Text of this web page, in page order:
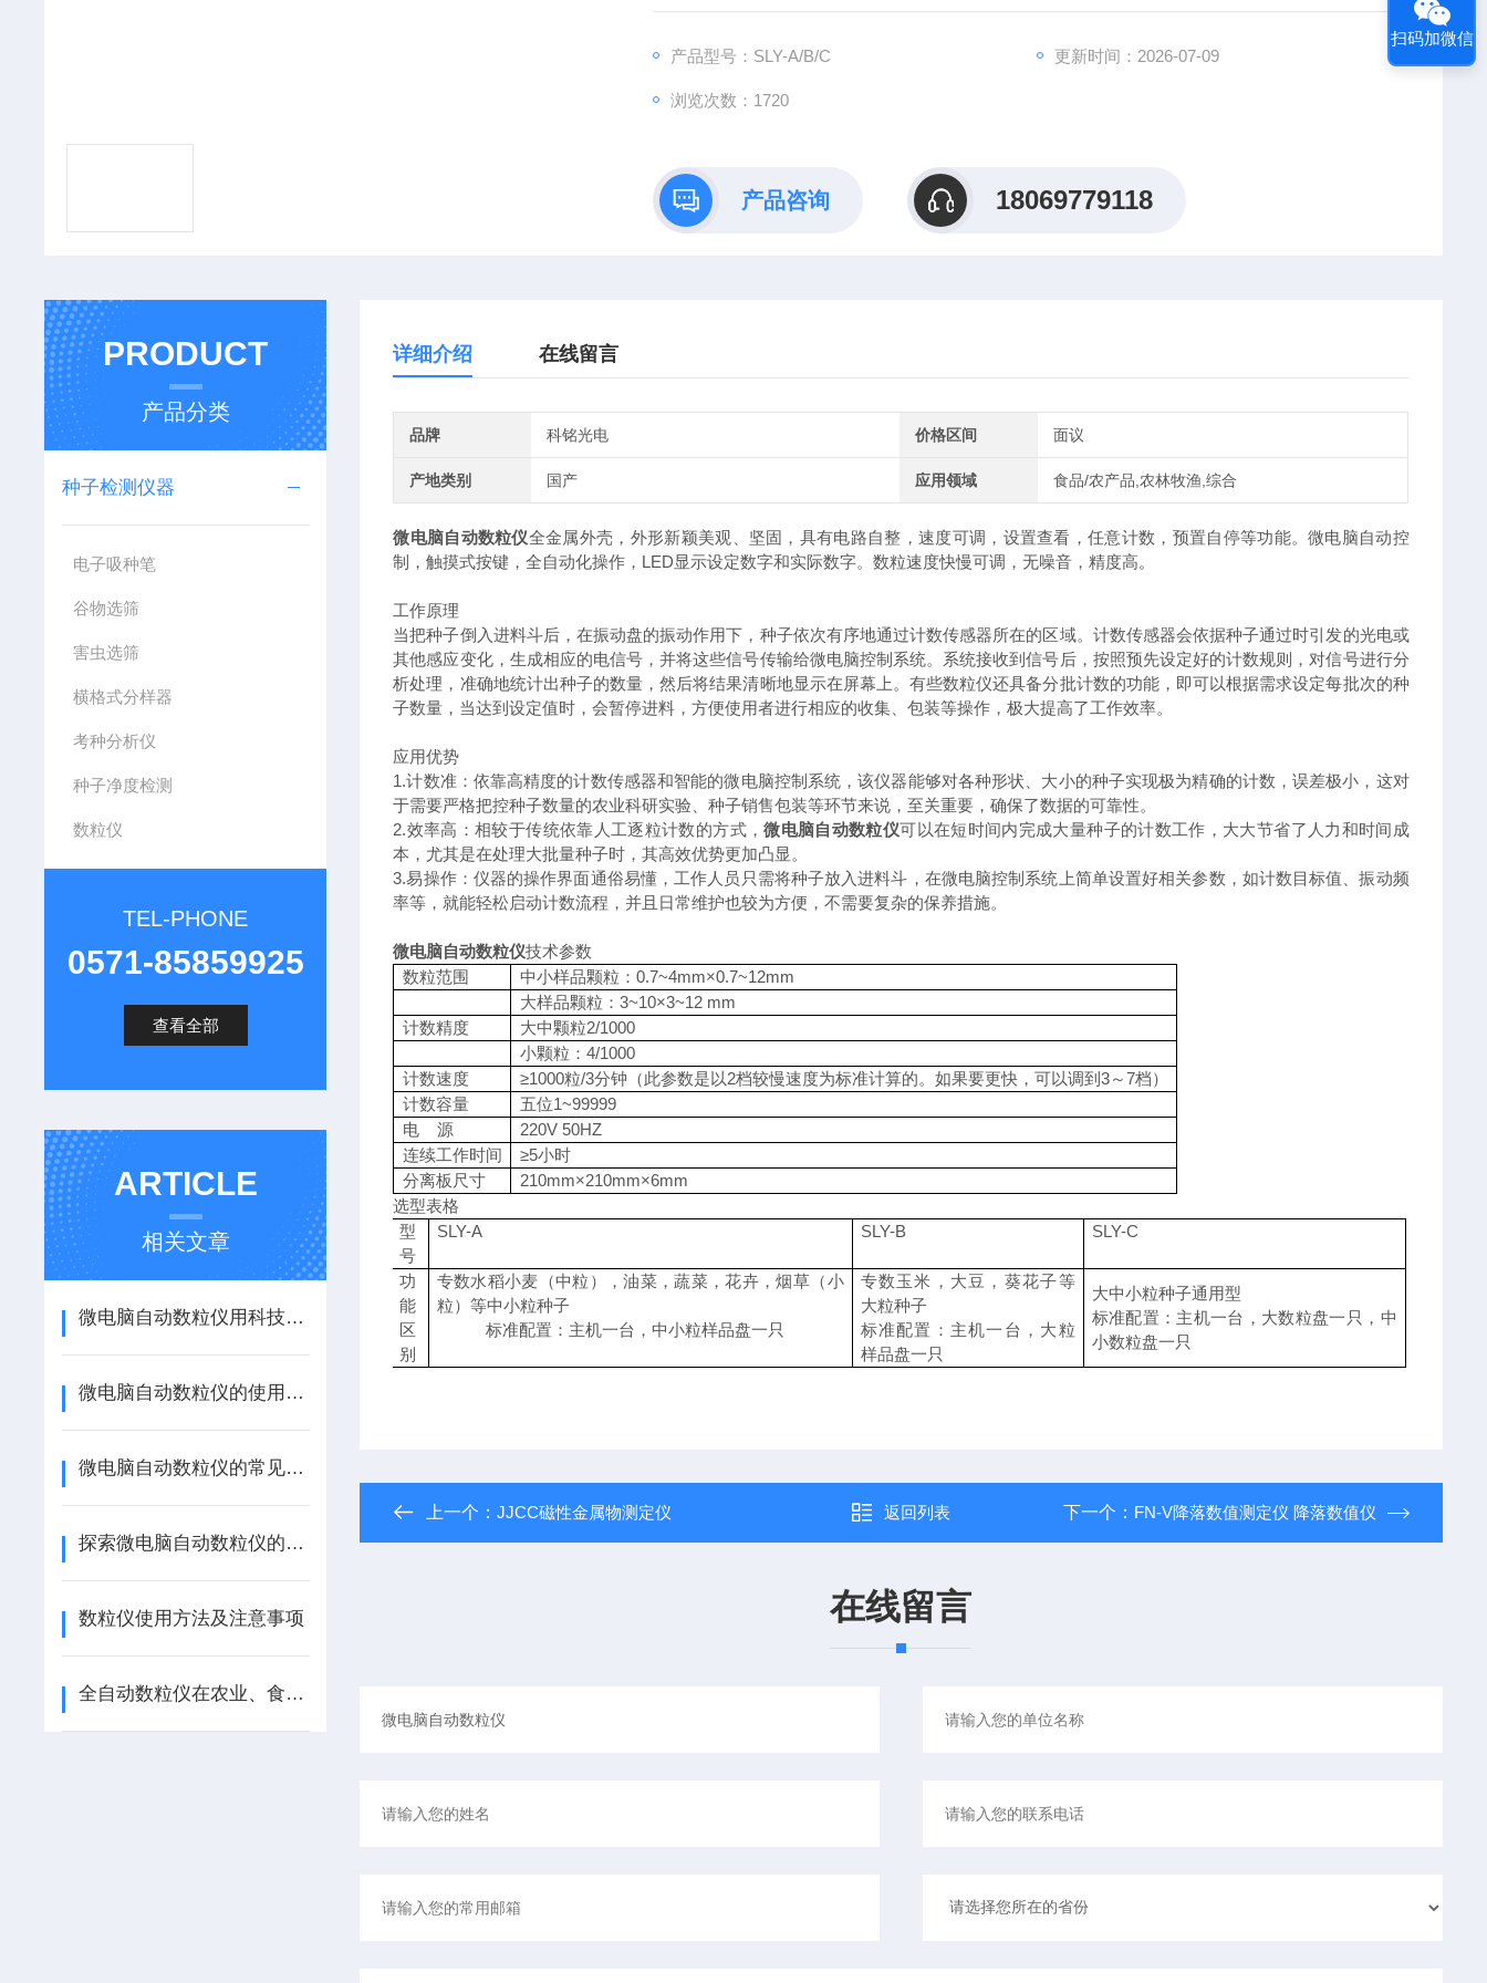
产品型号：SLY-A/B/C 更新时间：2026-07-09
浏览次数：1720
产品咨询 18069779118
PRODUCT
产品分类
种子检测仪器
电子吸种笔
谷物选筛
害虫选筛
横格式分样器
考种分析仪
种子净度检测
数粒仪
TEL-PHONE
0571-85859925
查看全部
ARTICLE
相关文章
微电脑自动数粒仪用科技之力守护着从农业育种的品质底线
微电脑自动数粒仪的使用说明
微电脑自动数粒仪的常见故障相应解决方法分享
探索微电脑自动数粒仪的工作原理与应用前景
数粒仪使用方法及注意事项
全自动数粒仪在农业、食品领域的应用
详细介绍 在线留言
品牌 科铭光电 价格区间 面议
产地类别 国产 应用领域 食品/农产品,农林牧渔,综合
微电脑自动数粒仪全金属外壳，外形新颖美观、坚固，具有电路自整，速度可调，设置查看，任意计数，预置自停等功能。微电脑自动控
制，触摸式按键，全自动化操作，LED显示设定数字和实际数字。数粒速度快慢可调，无噪音，精度高。
工作原理
当把种子倒入进料斗后，在振动盘的振动作用下，种子依次有序地通过计数传感器所在的区域。计数传感器会依据种子通过时引发的光电或
其他感应变化，生成相应的电信号，并将这些信号传输给微电脑控制系统。系统接收到信号后，按照预先设定好的计数规则，对信号进行分
析处理，准确地统计出种子的数量，然后将结果清晰地显示在屏幕上。有些数粒仪还具备分批计数的功能，即可以根据需求设定每批次的种
子数量，当达到设定值时，会暂停进料，方便使用者进行相应的收集、包装等操作，极大提高了工作效率。
应用优势
1.计数准：依靠高精度的计数传感器和智能的微电脑控制系统，该仪器能够对各种形状、大小的种子实现极为精确的计数，误差极小，这对
于需要严格把控种子数量的农业科研实验、种子销售包装等环节来说，至关重要，确保了数据的可靠性。
2.效率高：相较于传统依靠人工逐粒计数的方式，微电脑自动数粒仪可以在短时间内完成大量种子的计数工作，大大节省了人力和时间成
本，尤其是在处理大批量种子时，其高效优势更加凸显。
3.易操作：仪器的操作界面通俗易懂，工作人员只需将种子放入进料斗，在微电脑控制系统上简单设置好相关参数，如计数目标值、振动频
率等，就能轻松启动计数流程，并且日常维护也较为方便，不需要复杂的保养措施。
微电脑自动数粒仪技术参数
数粒范围
中小样品颗粒：0.7~4mm×0.7~12mm
大样品颗粒：3~10×3~12 mm
计数精度
大中颗粒2/1000
小颗粒：4/1000
计数速度
≥1000粒/3分钟（此参数是以2档较慢速度为标准计算的。如果要更快，可以调到3～7档）
计数容量
五位1~99999
电 源
220V 50HZ
连续工作时间
≥5小时
分离板尺寸
210mm×210mm×6mm
选型表格
型
号
SLY-A SLY-B SLY-C
功
能
区
别
专数水稻小麦（中粒），油菜，蔬菜，花卉，烟草（小
粒）等中小粒种子
标准配置：主机一台，中小粒样品盘一只
专数玉米，大豆，葵花子等
大粒种子
标准配置：主机一台，大粒
样品盘一只
大中小粒种子通用型
标准配置：主机一台，大数粒盘一只，中
小数粒盘一只
上一个：JJCC磁性金属物测定仪 返回列表 下一个： FN-V降落数值测定仪 降落数值仪
在线留言
扫码加微信